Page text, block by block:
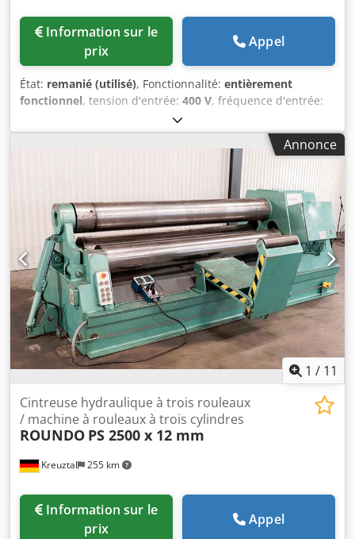
prix
Appel
État: remanié (utilisé), Fonctionnalité: entièrement
fonctionnel, tension d'entrée: 400 V, fréquence d'entrée:
, Certifié DGUV jusqu'à:09/2027
d'entrée:triphasé, année de la dernière révision:2026,
Presse à petits pains Fortuna Automat A 3 H+ Machine de
division et de façonnage de pâte Modèle de pointe avec
fonction d'arrêt du façonnage Tête de division avec
couteau en acier inoxydable, NEUVE Capacité de pâte
jusqu'à 2400 g Dodpoxduwisfx Anljkr Diviseur de pâte avec
3 plateaux de façonnage Raccordement 400 V, prise CEE 16
A Dimensions : 720 x 800 x 1510 mm (l x p x h) Machine
d'occasion remise à neuf avec garantie + service de pièces
de rechange Qualité garantie par un spécialiste ! Profitez
de plus de 35 ans d'expérience ! Options : Plate-forme ou
châssis mobile Plateaux de façonnage neufs Service de
livraison Contrat de maintenance Boîte de pièces de
rechange Formation et mise en service Visitez notre vaste
exposition !
Annonce
1 / 11
Kreuztal 255 km
Cintreuse hydraulique à trois rouleaux
/ machine à rouleaux à trois cylindres
ROUNDO PS 2500 x 12 mm
prix
Appel